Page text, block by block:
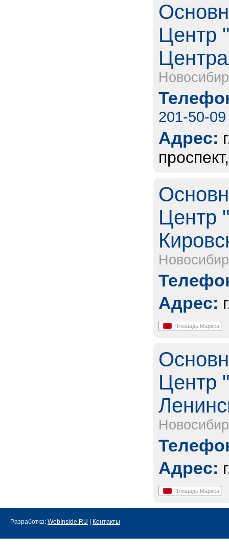
Центр
201-50-09
Адрес:
Центр
Адрес:
М Площадь Маркса
Центр
Адрес:
М Площадь Маркса
Разработка: WebInside.RU Контакты